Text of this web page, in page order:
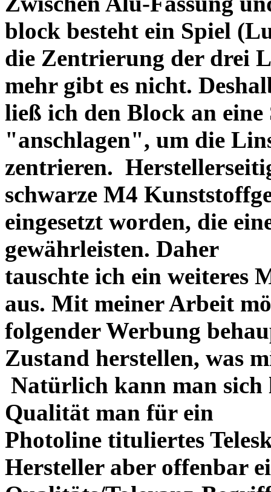
block besteht ein Spiel
die Zentrierung der drei
mehr gibt es nicht.
ließ ich den Block an eine
"anschlagen", um die
zentrieren.
schwarze M4
eingesetzt worden, die
gewährleisten. Daher
tauschte ich ein weiteres
aus. Mit meiner Arbeit
folgender Werbung
Zustand herstellen, was
Natürlich kann man sich
Qualität man für ein
Photoline tituliertes
Hersteller aber offenbar